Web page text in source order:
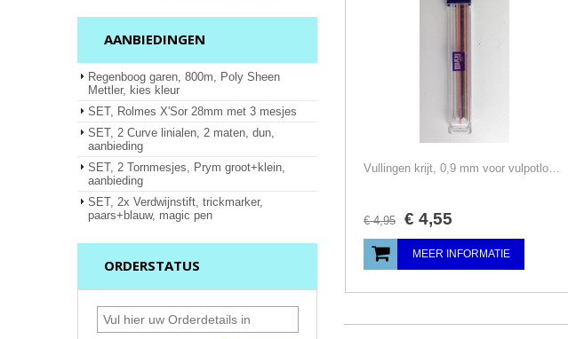
Vullingen krijt, 0,9 mm voor vulpotlood Prym, 8 st. wit+kleur
€ 4,95 € 4,55
MEER INFORMATIE
AANBIEDINGEN
Regenboog garen, 800m, Poly Sheen
Mettler, kies kleur
SET, Rolmes X'Sor 28mm met 3 mesjes
SET, 2 Curve linialen, 2 maten, dun,
aanbieding
SET, 2 Tornmesjes, Prym groot+klein,
aanbieding
SET, 2x Verdwijnstift, trickmarker,
paars+blauw, magic pen
ORDERSTATUS